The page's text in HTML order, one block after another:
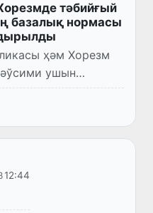
тәбийғый
базалық нормасы
ҳәм Хорезм
ушын
базалық
мартына шекем
12:44